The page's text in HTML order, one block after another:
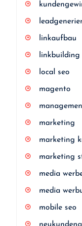
linkaufbau
linkbuilding
local seo
magento
marketing
marketing
marketing
media
media
mobile seo